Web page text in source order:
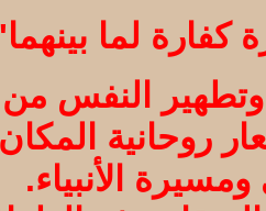
كفارة لما
النفس من
روحانية
الأنبياء.